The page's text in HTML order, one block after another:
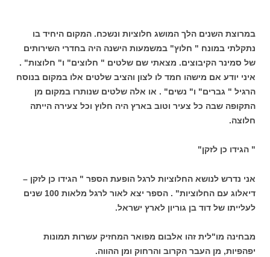
במרוצת השנים הלך המושג חלוציות ונשכח. המקום היחיד בו
נתקלתי במונח " חלוץ" במשמעות הישנה היה בחדרי השירותים
של סמינר הקיבוצים. מצאתי שם שלטים " חלוצים" ו" חלוצות" .
איני יודע אם מישהו חמד לו לצון והציב שלטים אלו במקום בנוסח
הרגיל " גברים" ו" נשים" . או אלה שלטים שנותרו במקום מן
התקופה שבה כל צעיר וטוב בארץ היה חלוץ וכל צעירה הייתה
חלוצה.
" הגידו כן לזקן"
אני נדרש לנושא החלוציות לרגל הופעת הספר " הגידו כן לזקן –
דיאלוג עם החלוציות" . הספר יצא לאור לרגל מלאות 100 שנים
לעלייתו של דוד בן גוריון לארץ ישראל.
מבחינה מו"לית זהו אלבום מפואר המחזיק עשרות תמונות
יפהפיות, מן העבר הקרוב והרחוק ומן ההווה.